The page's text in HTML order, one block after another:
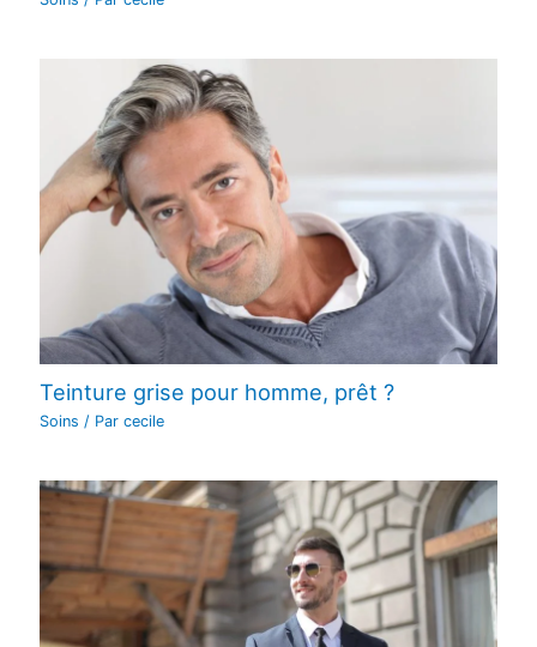
Teinture grise pour homme, prêt ?
Soins / Par cecile